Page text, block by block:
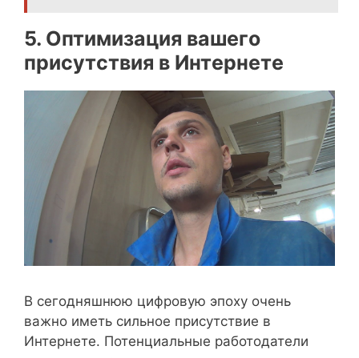
5. Оптимизация вашего
присутствия в Интернете
В сегодняшнюю цифровую эпоху очень
важно иметь сильное присутствие в
Интернете. Потенциальные работодатели